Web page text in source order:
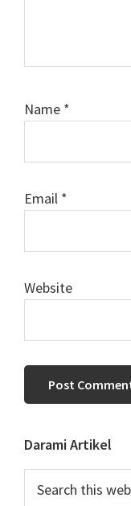
Name *
Email *
Website
Primary
Sidebar
Darami Artikel
this